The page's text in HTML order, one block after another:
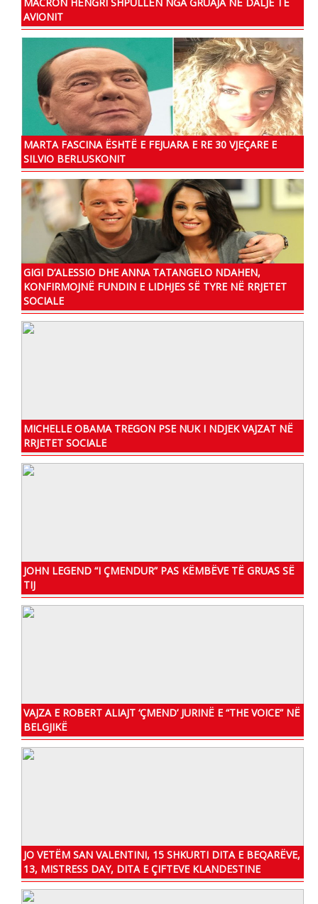
AVIONIT
MARTA FASCINA ËSHTË E FEJUARA E RE 30 VJEÇARE E
SILVIO BERLUSKONIT
GIGI D’ALESSIO DHE ANNA TATANGELO NDAHEN,
KONFIRMOJNË FUNDIN E LIDHJES SË TYRE NË RRJETET
SOCIALE
MICHELLE OBAMA TREGON PSE NUK I NDJEK VAJZAT NË
RRJETET SOCIALE
JOHN LEGEND “I ÇMENDUR” PAS KËMBËVE TË GRUAS SË
TIJ
VAJZA E ROBERT ALIAJT ‘ÇMEND’ JURINË E “THE VOICE” NË
BELGJIKË
JO VETËM SAN VALENTINI, 15 SHKURTI DITA E BEQARËVE,
13, MISTRESS DAY, DITA E ÇIFTEVE KLANDESTINE